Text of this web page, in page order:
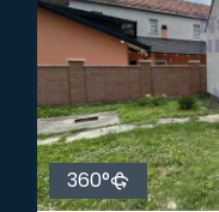
360°